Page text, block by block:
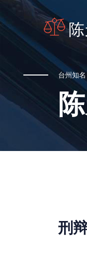
台州知
刑